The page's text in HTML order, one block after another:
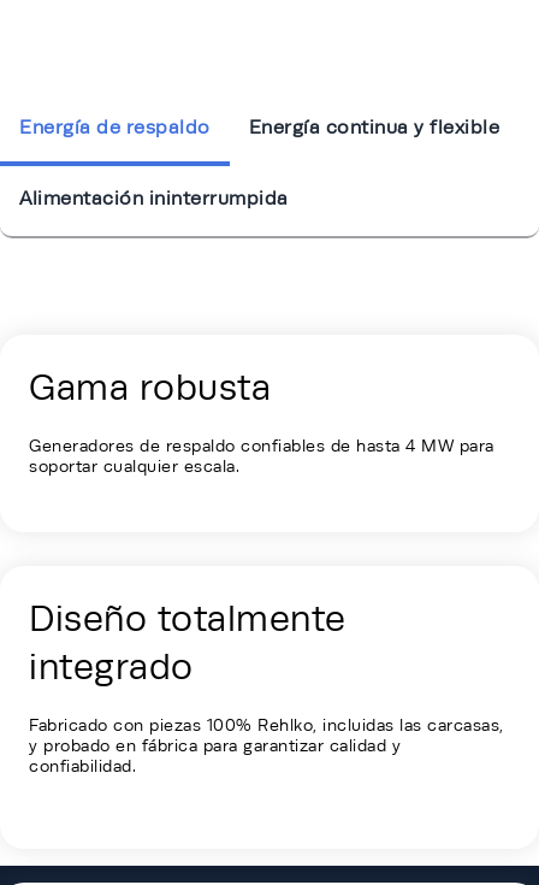
Energía de respaldo Energía continua y flexible
Alimentación ininterrumpida
Gama robusta
Generadores de respaldo confiables de hasta 4 MW para
soportar cualquier escala.
Diseño totalmente
integrado
Fabricado con piezas 100% Rehlko, incluidas las carcasas,
y probado en fábrica para garantizar calidad y
confiabilidad.